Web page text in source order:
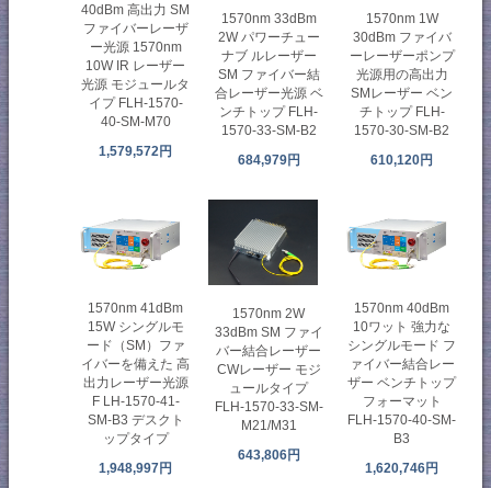
40dBm 高出力 SM
ファイバーレーザ
ー光源 1570nm
10W IR レーザー
光源 モジュールタ
イプ FLH-1570-
40-SM-M70
1,579,572円
1570nm 33dBm
2W パワーチュー
ナブ ルレーザー
SM ファイバー結
合レーザー光源 ベ
ンチトップ FLH-
1570-33-SM-B2
684,979円
1570nm 1W
30dBm ファイバ
ーレーザーポンプ
光源用の高出力
SMレーザー ベン
チトップ FLH-
1570-30-SM-B2
610,120円
1570nm 41dBm
15W シングルモ
ード（SM）ファ
イバーを備えた 高
出力レーザー光源
F LH-1570-41-
SM-B3 デスクト
ップタイプ
1,948,997円
1570nm 2W
33dBm SM ファイ
バー結合レーザー
CWレーザー モジ
ュールタイプ
FLH-1570-33-SM-
M21/M31
643,806円
1570nm 40dBm
10ワット 強力な
シングルモード フ
ァイバー結合レー
ザー ベンチトップ
フォーマット
FLH-1570-40-SM-
B3
1,620,746円